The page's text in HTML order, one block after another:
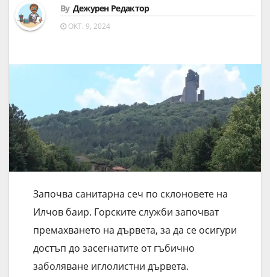
By Дежурен Редактор
ОКТ. 9, 2024
Започва санитарна сеч по склоновете на
Илчов баир. Горските служби започват
премахването на дървета, за да се осигури
достъп до засегнатите от гъбично
заболяване иглолистни дървета.